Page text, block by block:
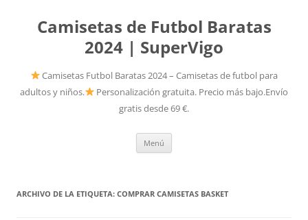
Camisetas de Futbol Baratas
2024 | SuperVigo
Camisetas Futbol Baratas 2024 – Camisetas de futbol para
adultos y niños.
Personalización gratuita. Precio más bajo.Envío
gratis desde 69 €.
Menú
ARCHIVO DE LA ETIQUETA: COMPRAR CAMISETAS BASKET